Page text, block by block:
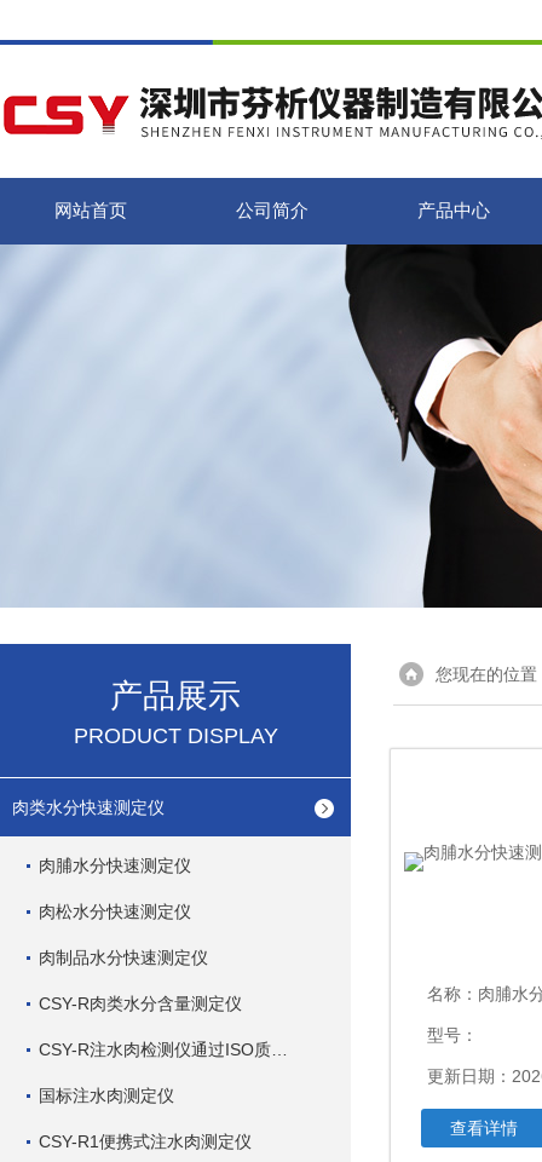
网站首页 公司简介 产品中心
产品展示
PRODUCT DISPLAY
肉类水分快速测定仪
肉脯水分快速测定仪
肉松水分快速测定仪
肉制品水分快速测定仪
CSY-R肉类水分含量测定仪
国标注水肉测定仪
CSY-R1便携式注水肉测定仪
您现在的位置
名称： 肉脯水分快
型号：
更新日期：
查看详情